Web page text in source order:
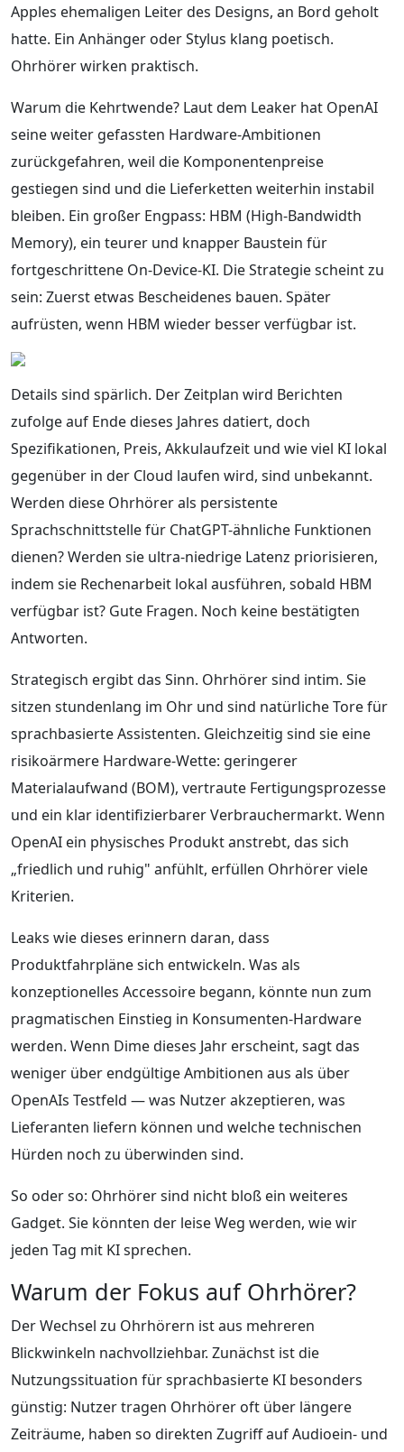
Apples ehemaligen Leiter des Designs, an Bord geholt
hatte. Ein Anhänger oder Stylus klang poetisch.
Ohrhörer wirken praktisch.
Warum die Kehrtwende? Laut dem Leaker hat OpenAI
seine weiter gefassten Hardware-Ambitionen
zurückgefahren, weil die Komponentenpreise
gestiegen sind und die Lieferketten weiterhin instabil
bleiben. Ein großer Engpass: HBM (High-Bandwidth
Memory), ein teurer und knapper Baustein für
fortgeschrittene On-Device-KI. Die Strategie scheint zu
sein: Zuerst etwas Bescheidenes bauen. Später
aufrüsten, wenn HBM wieder besser verfügbar ist.
Details sind spärlich. Der Zeitplan wird Berichten
zufolge auf Ende dieses Jahres datiert, doch
Spezifikationen, Preis, Akkulaufzeit und wie viel KI lokal
gegenüber in der Cloud laufen wird, sind unbekannt.
Werden diese Ohrhörer als persistente
Sprachschnittstelle für ChatGPT-ähnliche Funktionen
dienen? Werden sie ultra-niedrige Latenz priorisieren,
indem sie Rechenarbeit lokal ausführen, sobald HBM
verfügbar ist? Gute Fragen. Noch keine bestätigten
Antworten.
Strategisch ergibt das Sinn. Ohrhörer sind intim. Sie
sitzen stundenlang im Ohr und sind natürliche Tore für
sprachbasierte Assistenten. Gleichzeitig sind sie eine
risikoärmere Hardware-Wette: geringerer
Materialaufwand (BOM), vertraute Fertigungsprozesse
und ein klar identifizierbarer Verbrauchermarkt. Wenn
OpenAI ein physisches Produkt anstrebt, das sich
„friedlich und ruhig" anfühlt, erfüllen Ohrhörer viele
Kriterien.
Leaks wie dieses erinnern daran, dass
Produktfahrpläne sich entwickeln. Was als
konzeptionelles Accessoire begann, könnte nun zum
pragmatischen Einstieg in Konsumenten-Hardware
werden. Wenn Dime dieses Jahr erscheint, sagt das
weniger über endgültige Ambitionen aus als über
OpenAIs Testfeld — was Nutzer akzeptieren, was
Lieferanten liefern können und welche technischen
Hürden noch zu überwinden sind.
So oder so: Ohrhörer sind nicht bloß ein weiteres
Gadget. Sie könnten der leise Weg werden, wie wir
jeden Tag mit KI sprechen.
Warum der Fokus auf Ohrhörer?
Der Wechsel zu Ohrhörern ist aus mehreren
Blickwinkeln nachvollziehbar. Zunächst ist die
Nutzungssituation für sprachbasierte KI besonders
günstig: Nutzer tragen Ohrhörer oft über längere
Zeiträume, haben so direkten Zugriff auf Audioein- und